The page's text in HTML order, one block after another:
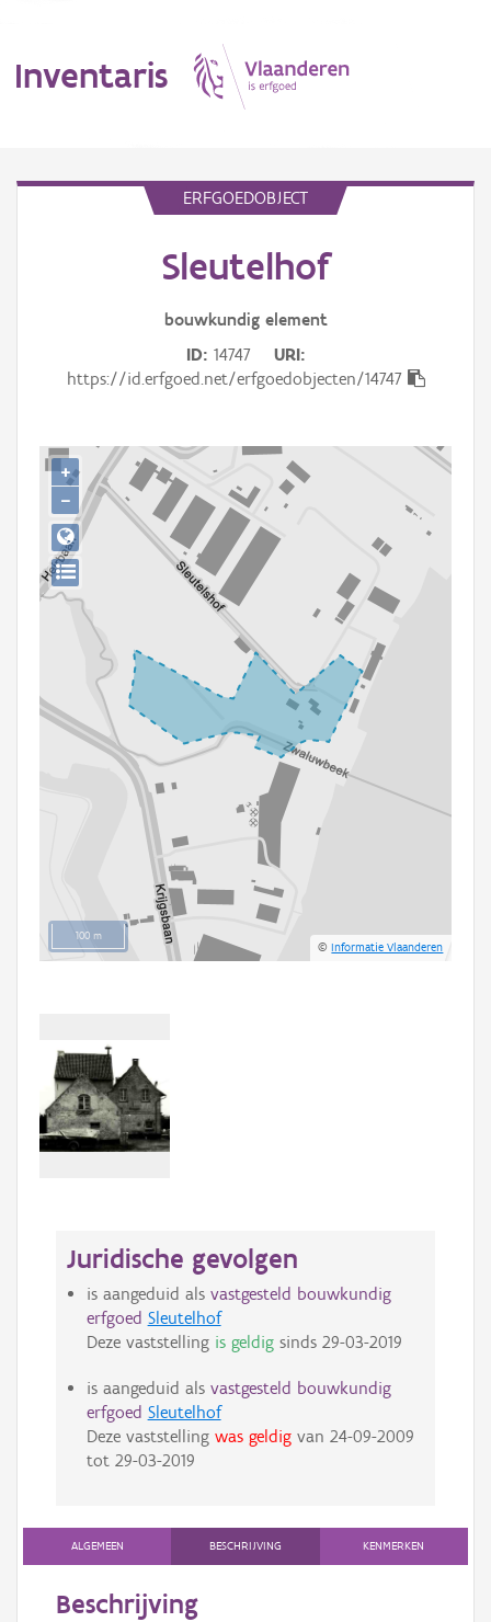
Inventaris
Gebeurtenis
Persoon of collectief
Downloads
Hergebruik
ERFGOEDOBJECT
Sleutelhof
bouwkundig element
ID 14747
URI
https://id.erfgoed.net/erfgoedobjecten/14747
100 m
©Informatie Vlaanderen
+
−
Juridische gevolgen
is aangeduid als vastgesteld bouwkundig
erfgoed Sleutelhof
Deze vaststelling is geldigsinds 29-03-2019
is aangeduid als vastgesteld bouwkundig
erfgoed Sleutelhof
Deze vaststelling was geldigvan 24-09-2009
tot 29-03-2019
ALGEMEEN BESCHRIJVING KENMERKEN
Beschrijving